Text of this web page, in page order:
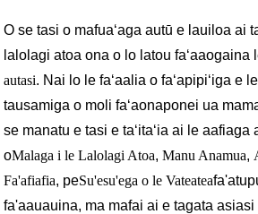
O se tasi o mafuaʻaga autū e lauiloa ai
lalolagi atoa ona o lo latou faʻaaogaina
autasi. Nai lo le faʻaalia o faʻapipiʻiga e
tausamiga o moli faʻaonaponei ua
se manatu e tasi e taʻitaʻia ai le aafiaga
oMalaga i le Lalolagi Atoa,Manu Anamua,
Fa'afiafia, peSu'esu'ega o le Vateatea
fa'aauauina, ma mafai ai e tagata